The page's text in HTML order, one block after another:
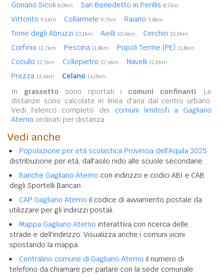
Goriano Sicoli 8,0km San Benedetto in Perillis 8,7km
Vittorito 9,6km Collarmele 9,7km Raiano 9,8km
Tione degli Abruzzi 10,1km Aielli 10,4km Cerchio 10,9km
Corfinio 11,7km Pescina 11,8km Popoli Terme (PE) 11,8km
Cocullo 12,1km Collepietro 12,4km Navelli 12,6km
Prezza 13,4km Celano 14,0km
In grassetto sono riportati i comuni confinanti. Le
distanze sono calcolate in linea d'aria dal centro urbano.
Vedi l'elenco completo dei comuni limitrofi a Gagliano
Aterno ordinati per distanza.
Vedi anche
Popolazione per età scolastica Provincia dell'Aquila 2025
distribuzione per età, dall'asilo nido alle scuole secondarie.
Banche Gagliano Aterno con indirizzo e codici ABI e CAB
degli Sportelli Bancari.
CAP Gagliano Aterno il codice di avviamento postale da
utilizzare per gli indirizzi postali.
Mappa Gagliano Aterno interattiva con ricerca delle
strade e dell'indirizzo. Visualizza anche i comuni vicini
spostando la mappa.
Centralino comune di Gagliano Aterno il numero di
telefono da chiamare per parlare con la sede comunale.